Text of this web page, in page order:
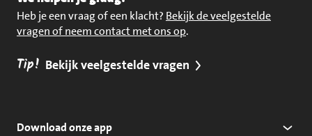
Heb je een vraag of een klacht? Bekijk de veelgestelde
vragen of neem contact met ons op.
Tip! Bekijk veelgestelde vragen
Download onze app